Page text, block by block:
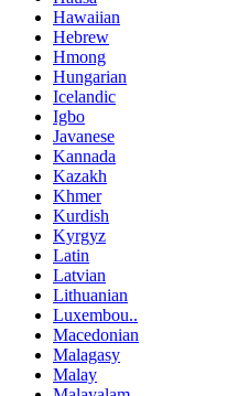
Hawaiian
Hebrew
Hmong
Hungarian
Icelandic
Igbo
Javanese
Kannada
Kazakh
Khmer
Kurdish
Kyrgyz
Latin
Latvian
Lithuanian
Luxembou..
Macedonian
Malagasy
Malay